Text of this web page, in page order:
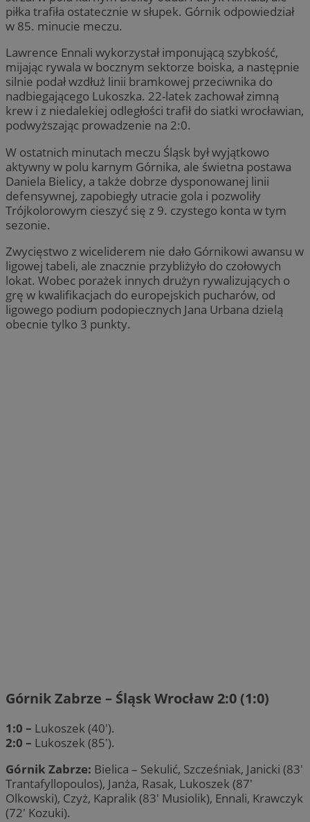
piłka trafiła ostatecznie w słupek. Górnik odpowiedział
w 85. minucie meczu.
Lawrence Ennali wykorzystał imponującą szybkość,
mijając rywala w bocznym sektorze boiska, a następnie
silnie podał wzdłuż linii bramkowej przeciwnika do
nadbiegającego Lukoszka. 22-latek zachował zimną
krew i z niedalekiej odległości trafił do siatki wrocławian,
podwyższając prowadzenie na 2:0.
W ostatnich minutach meczu Śląsk był wyjątkowo
aktywny w polu karnym Górnika, ale świetna postawa
Daniela Bielicy, a także dobrze dysponowanej linii
defensywnej, zapobiegły utracie gola i pozwoliły
Trójkolorowym cieszyć się z 9. czystego konta w tym
sezonie.
Zwycięstwo z wiceliderem nie dało Górnikowi awansu w
ligowej tabeli, ale znacznie przybliżyło do czołowych
lokat. Wobec porażek innych drużyn rywalizujących o
grę w kwalifikacjach do europejskich pucharów, od
ligowego podium podopiecznych Jana Urbana dzielą
obecnie tylko 3 punkty.
Górnik Zabrze – Śląsk Wrocław 2:0 (1:0)
1:0 – Lukoszek (40′).
2:0 – Lukoszek (85′).
Górnik Zabrze: Bielica – Sekulić, Szcześniak, Janicki (83′
Trantafyllopoulos), Janża, Rasak, Lukoszek (87′
Olkowski), Czyż, Kapralik (83′ Musiolik), Ennali, Krawczyk
(72′ Kozuki).